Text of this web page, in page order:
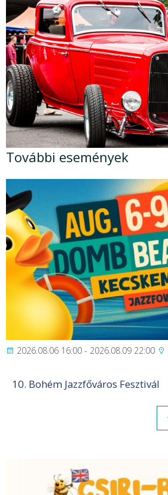
További események
2026.08.06 16:00 - 2026.08.09 22:00
10. Bohém Jazzfőváros Fesztivál